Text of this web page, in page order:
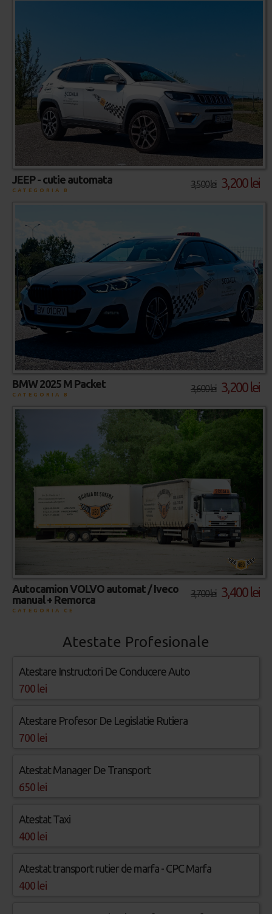
3,500 lei 3,200 lei
JEEP - cutie automata
CATEGORIA B
3,600 lei 3,200 lei
BMW 2025 M Packet
CATEGORIA B
3,700 lei 3,400 lei
Autocamion VOLVO automat / Iveco
manual + Remorca
CATEGORIA CE
Atestate Profesionale
Atestare Instructori De Conducere Auto
700 lei
Atestare Profesor De Legislatie Rutiera
700 lei
Atestat Manager De Transport
650 lei
Atestat Taxi
400 lei
Atestat transport rutier de marfa - CPC Marfa
400 lei